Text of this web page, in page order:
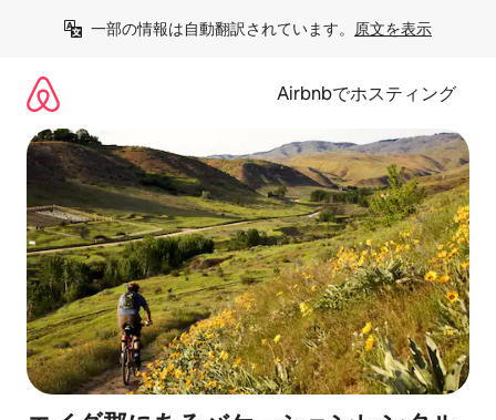
一部の情報は自動翻訳されています。 原文を表示
Airbnbでホスティング